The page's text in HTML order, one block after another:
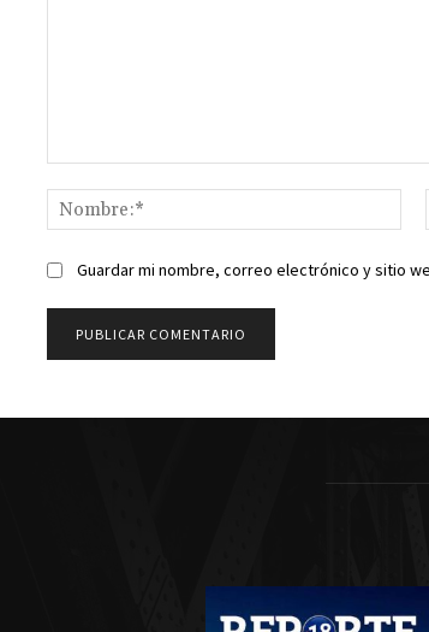
Guardar mi nombre, correo electrónico y sitio